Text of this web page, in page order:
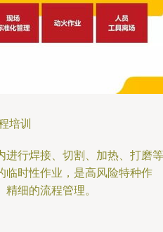
培训
进行焊接、切割、加热、打磨等
临时性作业，是高风险特种作
细的流程管理。